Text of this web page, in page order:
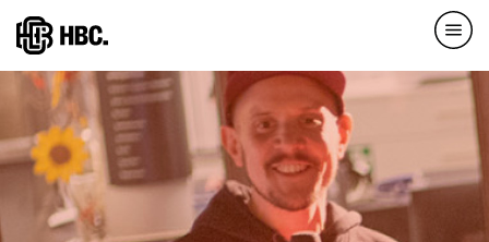
Direkt
zum
Inhalt